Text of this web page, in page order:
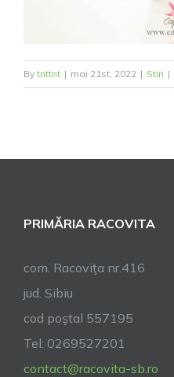
By tnttnt | mai 21st, 2022 | Stiri |
PRIMĂRIA RACOVITA
com. Racoviţa nr.416
jud. Sibiu
cod poştal 557195
Tel: 0269527201
contact@racovita-sb.ro